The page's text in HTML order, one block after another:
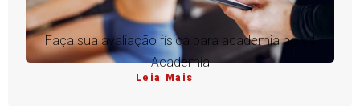
Faça sua avaliação física para academia na V4
Academia
Leia Mais